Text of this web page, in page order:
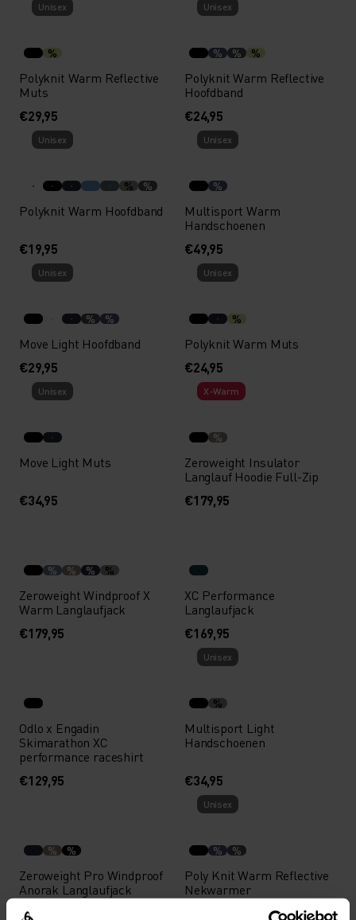
Unisex
%
Polyknit Warm Reflective
Muts
€29,95
Unisex
% % %
Polyknit Warm Reflective
Hoofdband
€24,95
Unisex
% %
Polyknit Warm Hoofdband
€19,95
Unisex
%
Multisport Warm
Handschoenen
€49,95
Unisex
% %
Move Light Hoofdband
€29,95
Unisex
%
Polyknit Warm Muts
€24,95
Unisex
Move Light Muts
€34,95
X-Warm
%
Zeroweight Insulator
Langlauf Hoodie Full-Zip
€179,95
% % % %
Zeroweight Windproof X
Warm Langlaufjack
€179,95
XC Performance
Langlaufjack
€169,95
Odlo x Engadin
Skimarathon XC
performance raceshirt
€129,95
Unisex
%
Multisport Light
Handschoenen
€34,95
% %
Zeroweight Pro Windproof
Anorak Langlaufjack
€189,95
Unisex
% %
Poly Knit Warm Reflective
Nekwarmer